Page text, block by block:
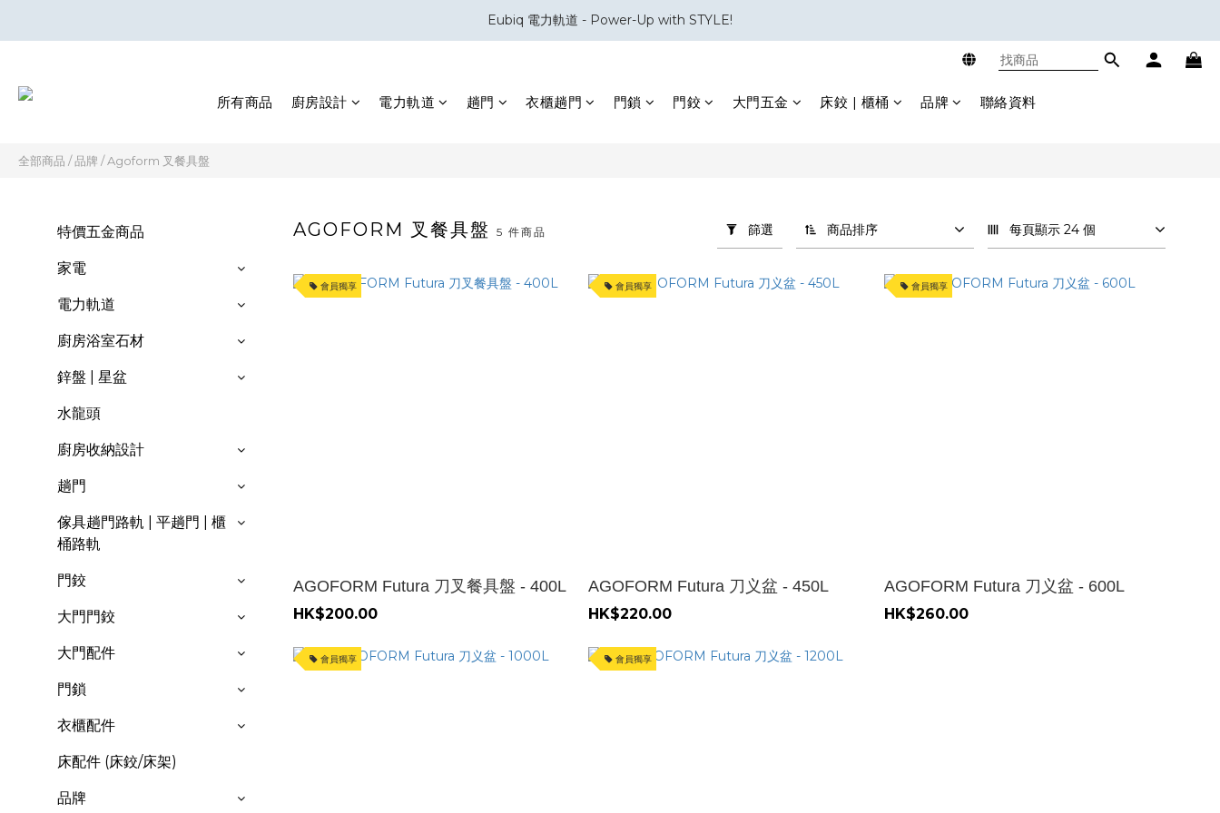
會員積分換領百佳 HK$50 購物禮券
Eubiq 電力軌道 - Power-Up with STYLE!
所有商品 廚房設計 電力軌道 趟門 衣櫃趟門 門鎖 門鉸 大門五金 床鉸 | 櫃桶 品牌 聯絡資料
全部商品 /品牌 /Agoform 叉餐具盤
特價五金商品
家電
電力軌道
廚房浴室石材
鋅盤 | 星盆
水龍頭
廚房收納設計
趟門
傢具趟門路軌 | 平趟門 | 櫃
桶路軌
門鉸
大門門鉸
大門配件
門鎖
衣櫃配件
床配件 (床鉸/床架)
品牌
AGOFORM 叉餐具盤5 件商品 篩選 商品排序 每頁顯示 24 個
會員獨享
AGOFORM Futura 刀叉餐具盤 - 400L
HK$200.00
會員獨享
AGOFORM Futura 刀义盆 - 450L
HK$220.00
會員獨享
AGOFORM Futura 刀义盆 - 600L
HK$260.00
會員獨享 會員獨享